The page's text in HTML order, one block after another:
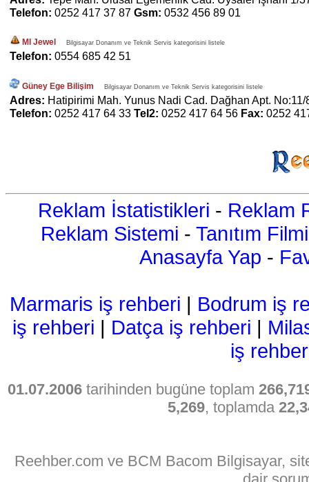
Telefon: 0252 417 37 87 Gsm: 0532 456 89 01
Ml Jewel Bilgisayar Donanım ve Teknik Servis kategorisini listele
Telefon: 0554 685 42 51
Güney Ege Bilişim Bilgisayar Donanım ve Teknik Servis kategorisini listele
Adres: Hatipirimi Mah. Yunus Nadi Cad. Dağhan Apt.
Telefon: 0252 417 64 33 Tel2: 0252 417 64 56 Fax: 0252
Reklam İstatistikleri - Reklam
Reklam Sistemi - Tanıtım Filmi
Anasayfa Yap -
Marmaris iş rehberi | Bodrum iş
iş rehberi | Datça iş rehberi |
iş
01.07.2006 tarihinden bugüne toplam
5,269, toplamda
Reehber.com ve BCM Bacom Bilgisayar,